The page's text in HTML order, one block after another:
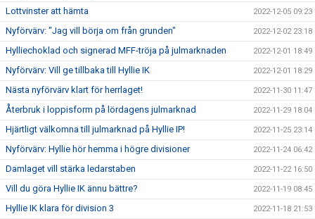
Lottvinster att hämta 2022-12-05 09:23
Nyförvärv: "Jag vill börja om från grunden" 2022-12-02 23:18
Hylliechoklad och signerad MFF-tröja på julmarknaden 2022-12-01 18:49
Nyförvärv: Vill ge tillbaka till Hyllie IK 2022-12-01 18:29
Nästa nyförvärv klart för herrlaget! 2022-11-30 11:47
Återbruk i loppisform på lördagens julmarknad 2022-11-29 18:04
Hjärtligt välkomna till julmarknad på Hyllie IP! 2022-11-25 23:14
Nyförvärv: Hyllie hör hemma i högre divisioner 2022-11-24 06:42
Damlaget vill stärka ledarstaben 2022-11-22 16:50
Vill du göra Hyllie IK ännu bättre? 2022-11-19 08:45
Hyllie IK klara för division 3 2022-11-18 21:53